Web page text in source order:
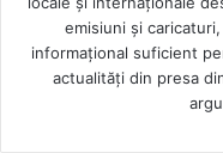
emisiuni și
informaţional suficient
actualităţi din presa